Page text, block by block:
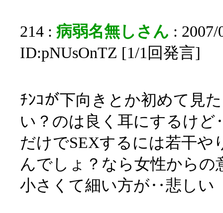
214 : 病弱名無しさん :
ID:pNUsOnTZ [1/1回発言]
ﾁﾝｺが下向きとか初めて見
い？のは良く耳にするけ
だけでSEXするには若干や
んでしょ？なら女性から
小さくて細い方が‥悲しい